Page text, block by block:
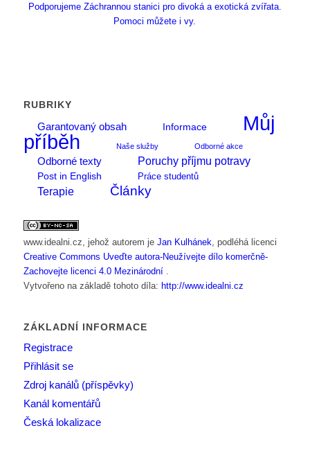
Podporujeme Záchrannou stanici pro divoká a exotická zvířata.
Pomoci můžete i vy.
RUBRIKY
Garantovaný obsah
Informace
Můj
příběh
Naše služby Odborné akce
Odborné texty Poruchy příjmu potravy
Post in English Práce studentů
Terapie Články
www.idealni.cz , jehož autorem je Jan Kulhánek , podléhá licenci
Creative Commons Uveďte autora-Neužívejte dílo komerčně-
Zachovejte licenci 4.0 Mezinárodní
Vytvořeno na základě tohoto díla: http://www.idealni.cz
ZÁKLADNÍ INFORMACE
Registrace
Přihlásit se
Zdroj kanálů (příspěvky)
Kanál komentářů
Česká lokalizace